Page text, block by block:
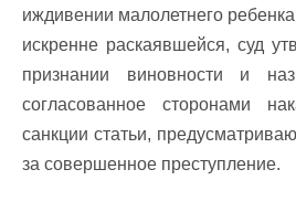
иждивении малолетнего
искренне раскаявшейся, суд
признании виновности и
согласованное сторонами
санкции статьи,
за совершенное преступление.